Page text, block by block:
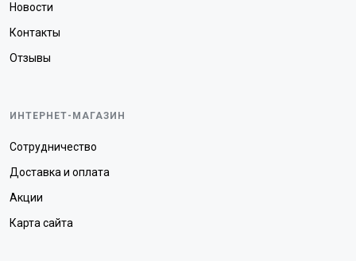
Новости
Контакты
Отзывы
ИНТЕРНЕТ-МАГАЗИН
Сотрудничество
Доставка и оплата
Акции
Карта сайта